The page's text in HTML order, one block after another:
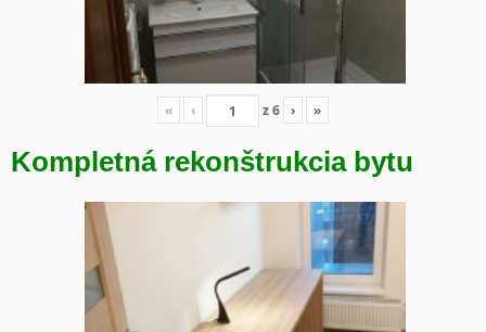
« ‹ z6 › »
Kompletná rekonštrukcia bytu